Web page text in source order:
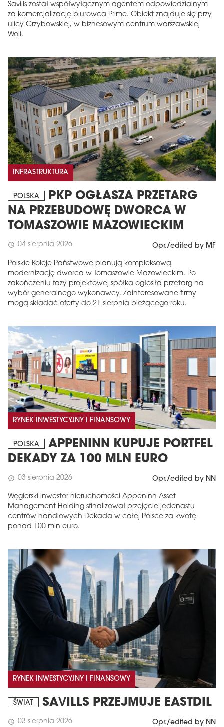
Savills został współwyłącznym agentem odpowiedzialnym
za komercjalizację biurowca Prime. Obiekt znajduje się przy
ulicy Grzybowskiej, w biznesowym centrum warszawskiej
Woli.
INFRASTRUKTURA
POLSKA
PKP OGŁASZA PRZETARG
NA PRZEBUDOWĘ DWORCA W
TOMASZOWIE MAZOWIECKIM
schedule 04 sierpnia 2026 Opr./edited by MF
Polskie Koleje Państwowe planują kompleksową
modernizację dworca w Tomaszowie Mazowieckim. Po
zakończeniu fazy projektowej spółka ogłosiła przetarg na
wybór generalnego wykonawcy. Zainteresowane firmy
mogą składać oferty do 21 sierpnia bieżącego roku.
RYNEK INWESTYCYJNY I FINANSOWY
POLSKA
APPENINN KUPUJE PORTFEL
DEKADY ZA 100 MLN EURO
schedule 03 sierpnia 2026 Opr./edited by NN
Węgierski inwestor nieruchomości Appeninn Asset
Management Holding sfinalizował przejęcie jedenastu
centrów handlowych Dekada w całej Polsce za kwotę
ponad 100 mln euro.
RYNEK INWESTYCYJNY I FINANSOWY
ŚWIAT SAVILLS PRZEJMUJE EASTDIL
schedule 03 sierpnia 2026 Opr./edited by NN